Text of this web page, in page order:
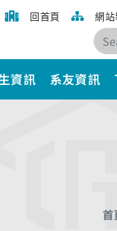
回首頁 網
資訊 系友資訊
首